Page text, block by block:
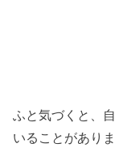
ふと気づくと、
いることがありま